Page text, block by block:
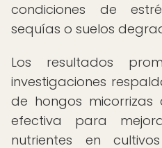
condiciones de
sequías o suelos
Los resultados
investigaciones
de hongos
efectiva para
nutrientes en